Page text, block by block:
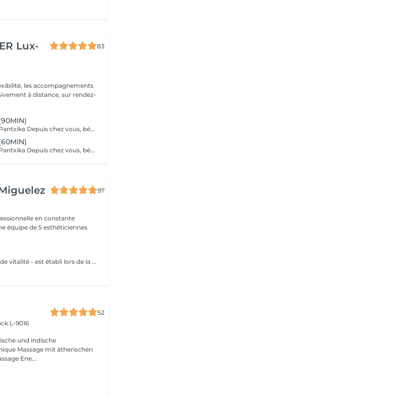
Lux-
83
les accompagnements
à distance, sur rendez-
Accompagnements en ligne avec Pantxika Depuis chez vous, bénéficiez d'un accompagnement sur-mesure pour retrouver équilibre et sérénité. Chaque séance commence par une anamnèse pour comprendre votre parcours, vos besoins et vos attentes. Parce que chaque personne est unique, l'accompagnement est entièrement personnalisé. EFT (Emotional Freedom Techniques) : Libérez-vous des blocages émotionnels, du stress et des croyances limitantes grâce à cette technique de libération des émotions. IEP (Intention-Based Energy Process - Steve Wells) : Une approche puissante pour travailler sur vos résistances inconscientes et renforcer votre résilience. Reiki : Recevez une harmonisation énergétique à distance pour apaiser le corps et l'esprit. Réflexologie palmaire : Stimulez les points réflexes des mains pour favoriser le bien-être général. Comment ça marche ? Prenez rendez-vous en ligne. Recevez un lien Zoom après votre réservation. Connectez-vous à l'heure convenue pour votre séance. Où que vous soyez, je vous accompagne avec bienveillance et efficacité. Réservez votre séance dès maintenant Pantxika
Accompagnements en ligne avec Pantxika Depuis chez vous, bénéficiez d'un accompagnement sur-mesure pour retrouver équilibre et sérénité. Chaque séance commence par une anamnèse pour comprendre votre parcours, vos besoins et vos attentes. Parce que chaque personne est unique, l'accompagnement est entièrement personnalisé. EFT (Emotional Freedom Techniques) : Libérez-vous des blocages émotionnels, du stress et des croyances limitantes grâce à cette technique de libération des émotions. IEP (Intention-Based Energy Process - Steve Wells) : Une approche puissante pour travailler sur vos résistances inconscientes et renforcer votre résilience. Reiki : Recevez une harmonisation énergétique à distance pour apaiser le corps et l'esprit. Réflexologie palmaire : Stimulez les points réflexes des mains pour favoriser le bien-être général. Comment ça marche ? Prenez rendez-vous en ligne. Recevez un lien Zoom après votre réservation. Connectez-vous à l'heure convenue pour votre séance. Où que vous soyez, je vous accompagne avec bienveillance et efficacité. Réservez votre séance dès maintenant Pantxika
97
en constante
équipe de 5 esthéticiennes
Le bilan de naturopathie - ou bilan de vitalité - est établi lors de la première rencontre avec Esmeralda, naturopathe diplômée, qui sera en mesure de vous conseiller en: La Bromatologie : rééducation alimentaire Kinésiologie: (exercice physique) être bien dans son corps (diplômée en yoga kundalini et acharya yoga en cours) Psychologie être bien avec soi et les autres (relaxation, gestion du stress..)(redirection vers les praticiens compétents) Hydrologie : utilisation de l'eau froide ou chaude ou en alternance, douche, bain, hamman, sauna, enveloppements(ici à l'institut) Chirologie : les techniques manuelles (massage)(ici à l'institut) La Réflexologie : les techniques reflexes (ciblées sur le pied, oreille, nez et dos (ici, à l'institut) Pneumologie : les techniques respiratoires (inspirées du yoga, pranayama)(ici à l'institut) Phytologie : l'utilisation des plantes (ici à l'institut)
52
L-9016
Massage mit ätherischen
Ene...